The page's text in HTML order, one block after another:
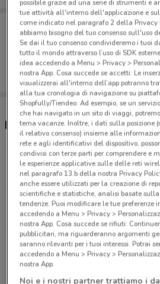
Porta DoveConviene
Puoi trovare le migliori
salvarle e creare la tua lista
dal tuo cellulare.
Negozi e punti vendita Yves
Via del Corso 70 Roma
3.5 km
Viale di Valle Aurelia, 30
3.7 km
Via Giovanni Giolitti Roma
5.2 km
CHIUSO
possibile grazie ad una serie di strumenti e
tue attività all'interno dell'applicazione e
come indicato nel paragrafo 2 della Privacy
abbiamo bisogno del tuo consenso sull'uso
Se dai il tuo consenso condivideremo i tuoi
tutto il mondo attraverso l’uso di SDK
idea accedendo a Menu > Privacy >
nostra App. Cosa succede se accetti: Le
visualizzerai all'interno dell’app potranno
alla tua cronologia di navigazione su
Shopfully/Tiendeo. Ad esempio, se un
che hai navigato in un sito di viaggi,
tema vacanze. Inoltre, i dati sulla posizione
il relativo consenso) insieme alle
rete e agli identificativi del dispositivo,
condivisi con terze parti per comprendere e
le esperienze applicative sulle delle reti
nel paragrafo 13.b della nostra Privacy
anche essere utilizzati per la creazione di
scientifiche e statistiche, analisi basate
tendenze. Puoi modificare le tue preferenze
accedendo a Menu > Privacy >
nostra App. Cosa succede se rifiuti:
pubblicitari, ma riguarderanno argomenti
saranno rilevanti per i tuoi interessi. Potrai
accedendo a Menu > Privacy >
nostra App.
Noi e i nostri partner trattiamo i